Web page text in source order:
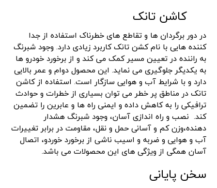
کاشن تانک
در دور برگردان ها و تقاطع های خطرناک استفاده از جدا
کننده هایی با نام کشن تانک کاربرد زیادی دارد. وجود شبرنگ
به راننده در تعیین مسیر کمک می کند و از برخورد خودرو ها
به یکدیگر جلوگیری می نماید. این محصول دوام و عمر بالایی
دارد و با شرایط آب و هوایی سازگار است. استفاده از کاشن
تانک در مناطق پر خطر می توان بسیاری از خطرات و حوادث
ترافیکی را به کاهش داده و ایمنی راه ها و عابرین را تضمین
کند. نصب و راه اندازی آسان، وجود شبرنگ هشدار
دهنده،وزن کم و آسانی حمل و نقل، مقاومت در برابر تغییرات
آب و هوایی و ضربه و اسیب ناشی از برخورد خوردو، اتصال
آسان همگی از ویژگی های این محصولات می باشد.
سخن پایانی